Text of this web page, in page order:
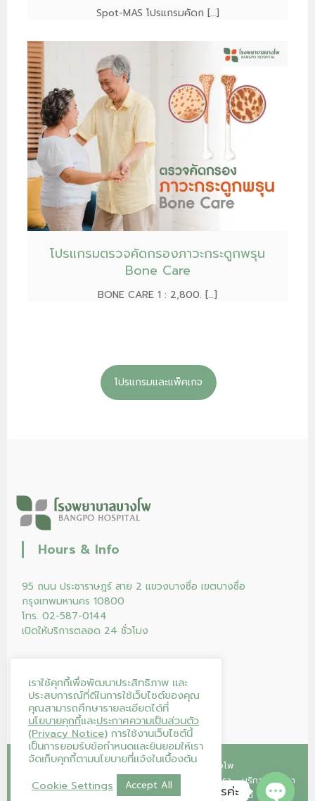
Spot-MAS โปรแกรมคัดก […]
โปรแกรมตรวจคัดกรองภาวะกระดูกพรุน
Bone Care
BONE CARE 1 : 2,800. […]
โปรแกรมและแพ็คเกจ
Hours & Info
95 ถนน ประชาราษฎร์ สาย 2 แขวงบางซื่อ เขตบางซื่อ
กรุงเทพมหานคร 10800
โทร. 02-587-0144
เปิดให้บริการตลอด 24 ชั่วโมง
Copyright © 2026โรงพยาบาลบางโพ
หน้าแรก
คลินิก โปรแกรม/แพ็กเกจ ร้านค้าของเรา
บริการของเรา
ติดต่อเรา ลงทะเบียนนัดออนไลน์
เราใช้คุกกี้เพื่อพัฒนาประสิทธิภาพ และ
ประสบการณ์ที่ดีในการใช้เว็บไซต์ของคุณ
คุณสามารถศึกษารายละเอียดได้ที่
นโยบายคุกกี้และประกาศความเป็นส่วนตัว
(Privacy Notice) การใช้งานเว็บไซต์นี้
เป็นการยอมรับข้อกำหนดและยินยอมให้เรา
จัดเก็บคุกกี้ตามนโยบายที่แจ้งในเบื้องต้น
Cookie Settings
Accept All
โรงพยาบาลบางโพ ยินดีให้บริการค่ะ